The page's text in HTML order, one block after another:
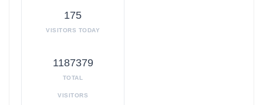
175
VISITORS TODAY
1187379
TOTAL
VISITORS